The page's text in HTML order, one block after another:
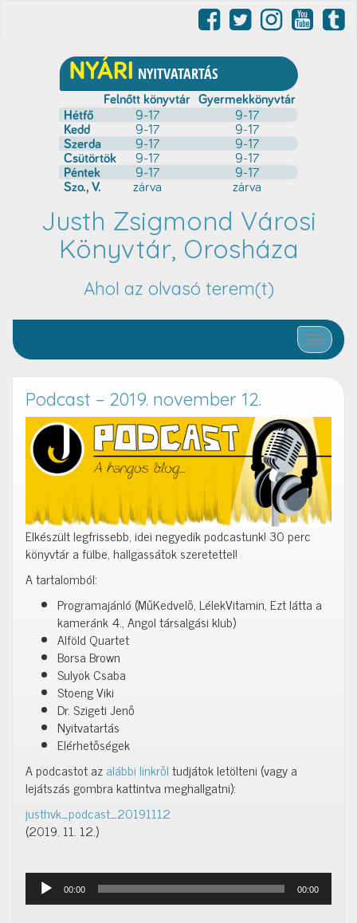
Justh Zsigmond Városi
Könyvtár, Orosháza
Ahol az olvasó terem(t)
Toggle
Podcast – 2019. november 12.
Elkészült legfrissebb, idei negyedik podcastunk! 30 perc
könyvtár a fülbe, hallgassátok szeretettel!
A tartalomból:
Programajánló (MűKedvelő, LélekVitamin, Ezt látta a
kameránk 4., Angol társalgási klub)
Alföld Quartet
Borsa Brown
Sulyok Csaba
Stoeng Viki
Dr. Szigeti Jenő
Nyitvatartás
Elérhetőségek
A podcastot azalábbi linkrőltudjátok letölteni (vagy a
lejátszás gombra kattintva meghallgatni):
justhvk_podcast_20191112
(2019. 11. 12.)
Audió
lejátszó
00:00 00:00